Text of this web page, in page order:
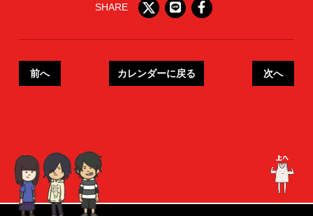
SHARE
前へ カレンダーに戻る 次へ